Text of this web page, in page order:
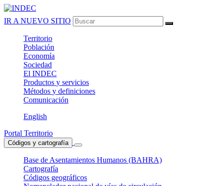
IR A NUEVO SITIO
Territorio
Población
Economía
Sociedad
El INDEC
Productos y servicios
Métodos y definiciones
Comunicación
English
Portal Territorio
Códigos y cartografía
Base de Asentamientos Humanos (BAHRA)
Cartografía
Códigos geográficos